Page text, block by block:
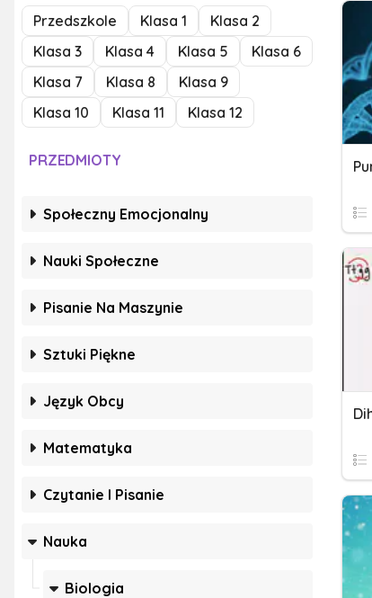
Przedszkole Klasa 1
Klasa 2
Klasa 3
Klasa 4 Klasa 5
Klasa 6
Klasa 7
Klasa 8
Klasa 9
Klasa 10
Klasa 11 Klasa 12
PRZEDMIOTY
Społeczny Emocjonalny
Nauki Społeczne
Pisanie Na Maszynie
Sztuki Piękne
Język Obcy
Matematyka
Czytanie I Pisanie
Nauka
Biologia